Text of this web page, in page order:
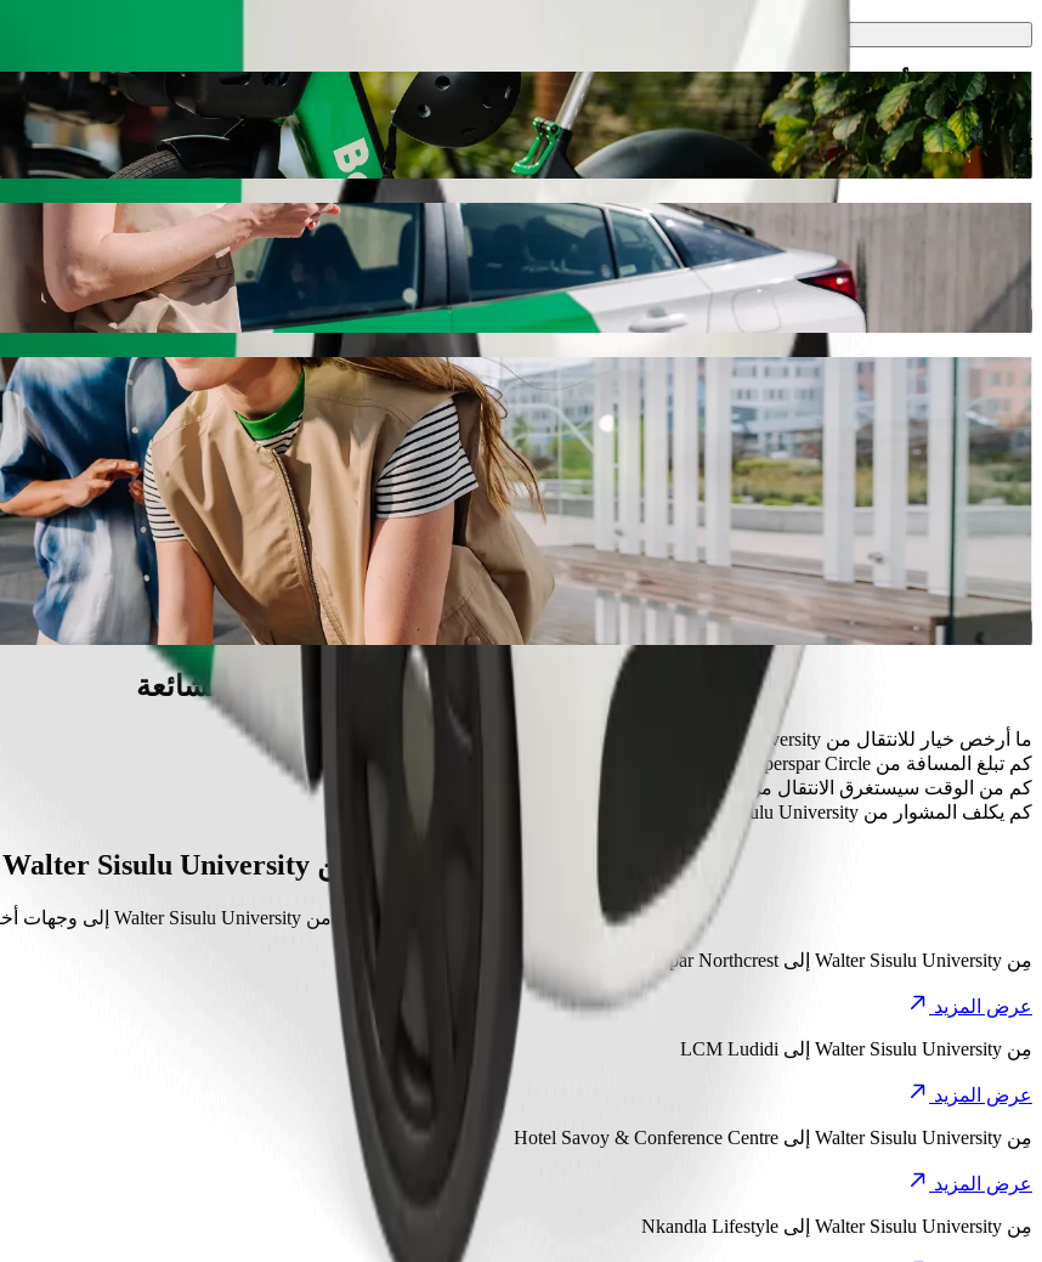
سكوترات أو دراجات كهربائية
تنقّل في امثاثا باستخدام سكوتر أو دراجة كهربائية
حمّل تطبيق Bolt
سنوفر لك السيارة الأنسب.
حمّل تطبيق Bolt
خدمات Bolt للانتقال من Walter Sisulu University إلى Superspar Circle
هل لديك الكثير من الأمتعة؟ احجز مركبة من فئة Bolt XL تتسع لما يصل إلى 6 أشخاص.
هل تريد الوصول بإطلالة مميزة؟ جرّب سيارات Bolt الفاخرة.
هل يرافقك أطفال في مشوارك؟ اطلب مشوارًا مناسبًا للأطفال في سيارة مزوّدة بمقعد معزّز.
هل ستصحب حيوانًا أليفًا في مشوارك؟ جرّب المشاوير المناسبة للحيوانات الأليفة.
هل تحتاج إلى مساعدة إضافية؟ تتوفر لدينا مركبات مجهّزة لاستخدام الكراسي المتحركة ضمن فئة المساعدة.
هل تبحث عن مشاوير بأسعار معقولة؟ استمتع بسيارات صغيرة بسعر أقل مع خدمة Bolt الأساسية.
حمّل تطبيق Bolt
الأسئلة الشائعة
ما أرخص خيار للانتقال من Walter Sisulu University إلى Superspar Circle؟
الخيار الأقل تكلفة للانتقال من Walter Sisulu University إلى Superspar Circle هو Go Hatch، إذ سيكلفك حوالي ‏٦٥٫٣٠ ZAR ZAR.
كم تبلغ المسافة من Superspar Circle إلى Walter Sisulu University؟
تبلغ المسافة من Walter Sisulu University إلى Superspar Circle حوالي ٥٫٥ كم.
كم من الوقت سيستغرق الانتقال من Walter Sisulu University إلى Superspar Circle؟
يستغرق الانتقال من Walter Sisulu University إلى Superspar Circle مع Go Hatch حوالي ١٢ د.
كم يكلف المشوار من Walter Sisulu University إلى Superspar Circle؟
مشاوير من Walter Sisulu University
اكتشف المشاوير الأكثر طلبًا من Walter Sisulu University إلى وجهات أخرى في امثاثا.
مِن Walter Sisulu University إلى Superspar Northcrest
عرض المزيد
مِن Walter Sisulu University إلى LCM Ludidi
عرض المزيد
مِن Walter Sisulu University إلى Hotel Savoy & Conference Centre
عرض المزيد
مِن Walter Sisulu University إلى Nkandla Lifestyle